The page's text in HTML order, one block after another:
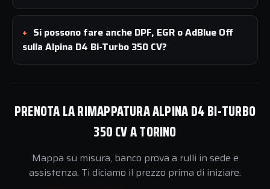
Si possono fare anche DPF, EGR o AdBlue Off
sulla Alpina D4 Bi-Turbo 350 CV?
PRENOTA LA RIMAPPATURA ALPINA D4 BI-TURBO
350 CV A TORINO
Mappa su misura, banco prova a rulli in sede e
assistenza. Ti diciamo il prezzo prima di iniziare.